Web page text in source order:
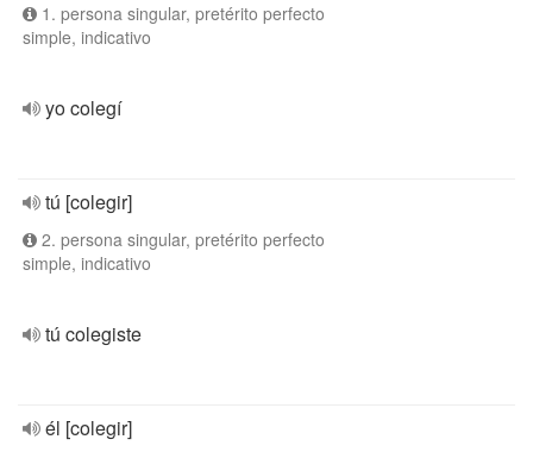
1. persona singular, pretérito perfecto
simple, indicativo
yo colegí
tú [colegir]
2. persona singular, pretérito perfecto
simple, indicativo
tú colegiste
él [colegir]